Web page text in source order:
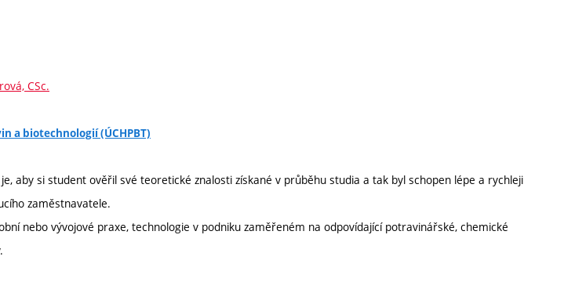
CSc.
a biotechnologií (ÚCHPBT)
aby si student ověřil své teoretické znalosti získané v průběhu studia a tak byl schopen lépe a rychleji
zaměstnavatele.
nebo vývojové praxe, technologie v podniku zaměřeném na odpovídající potravinářské, chemické